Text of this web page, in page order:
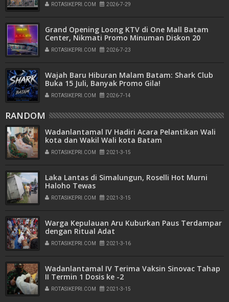
ROTASIKEPRI.COM 2026-7-29
Grand Opening Loong KTV di One Mall Batam
Center, Nikmati Promo Minuman Diskon 20
Persen
ROTASIKEPRI.COM 2026-7-23
Wajah Baru Hiburan Malam Batam: Shark Club
Buka 15 Juli, Banyak Promo Gila!
ROTASIKEPRI.COM 2026-7-14
RANDOM
Wadanlantamal IV Hadiri Acara Pelantikan Wali
kota dan Wakil Wali kota Batam
ROTASIKEPRI.COM 2021-3-15
Laka Lantas di Simalungun, Roselli Hot Murni
Haloho Tewas
ROTASIKEPRI.COM 2021-3-15
Warga Kepulauan Aru Kuburkan Paus Terdampar
dengan Ritual Adat
ROTASIKEPRI.COM 2021-3-16
Wadanlantamal IV Terima Vaksin Sinovac Tahap
II Termin 1 Dosis ke -2
ROTASIKEPRI.COM 2021-3-15